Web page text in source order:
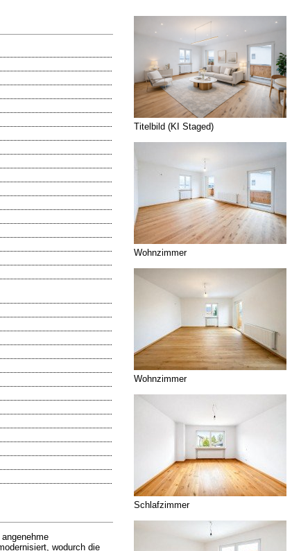
wodurch die
Titelbild (KI Staged)
Wohnzimmer
Wohnzimmer
Schlafzimmer